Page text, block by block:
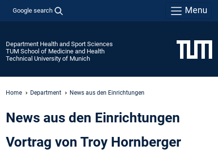
Google search Menu
Department Health and Sport Sciences
TUM School of Medicine and Health
Technical University of Munich
Home Department News aus den Einrichtungen
News aus den Einrichtungen
Vortrag von Troy Hornberger